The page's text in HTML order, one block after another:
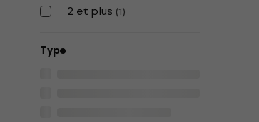
2 et plus (1)
Type